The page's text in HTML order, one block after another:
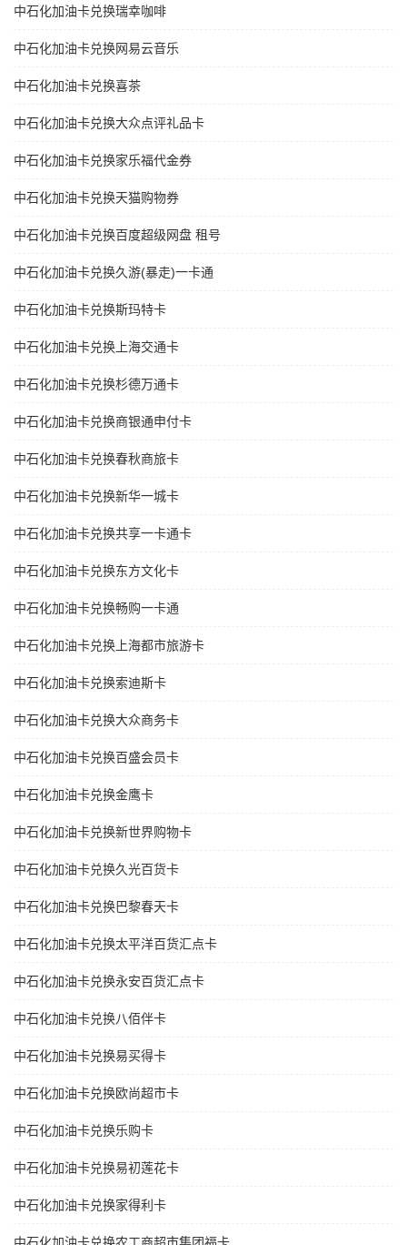
中石化加油卡兑换瑞幸咖啡
中石化加油卡兑换网易云音乐
中石化加油卡兑换喜茶
中石化加油卡兑换大众点评礼品卡
中石化加油卡兑换家乐福代金券
中石化加油卡兑换天猫购物券
中石化加油卡兑换百度超级网盘 租号
中石化加油卡兑换久游(暴走)一卡通
中石化加油卡兑换斯玛特卡
中石化加油卡兑换上海交通卡
中石化加油卡兑换杉德万通卡
中石化加油卡兑换商银通申付卡
中石化加油卡兑换春秋商旅卡
中石化加油卡兑换新华一城卡
中石化加油卡兑换共享一卡通卡
中石化加油卡兑换东方文化卡
中石化加油卡兑换畅购一卡通
中石化加油卡兑换上海都市旅游卡
中石化加油卡兑换索迪斯卡
中石化加油卡兑换大众商务卡
中石化加油卡兑换百盛会员卡
中石化加油卡兑换金鹰卡
中石化加油卡兑换新世界购物卡
中石化加油卡兑换久光百货卡
中石化加油卡兑换巴黎春天卡
中石化加油卡兑换太平洋百货汇点卡
中石化加油卡兑换永安百货汇点卡
中石化加油卡兑换八佰伴卡
中石化加油卡兑换易买得卡
中石化加油卡兑换欧尚超市卡
中石化加油卡兑换乐购卡
中石化加油卡兑换易初莲花卡
中石化加油卡兑换家得利卡